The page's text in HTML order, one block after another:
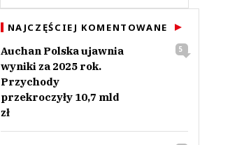
NAJCZĘŚCIEJ KOMENTOWANE
Auchan Polska ujawnia
wyniki za 2025 rok.
Przychody
przekroczyły 10,7 mld
zł
5